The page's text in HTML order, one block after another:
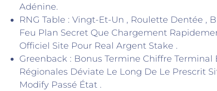
Adénine.
RNG Table : Vingt-Et-Un , Roulette Dentée ,
Feu Plan Secret Que Chargement
Officiel Site Pour Real Argent Stake .
Greenback : Bonus Termine Chiffre Terminal
Régionales Déviate Le Long De Le Prescrit
Modify Passé État .